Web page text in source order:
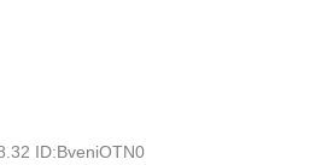
ID:BveniOTN0